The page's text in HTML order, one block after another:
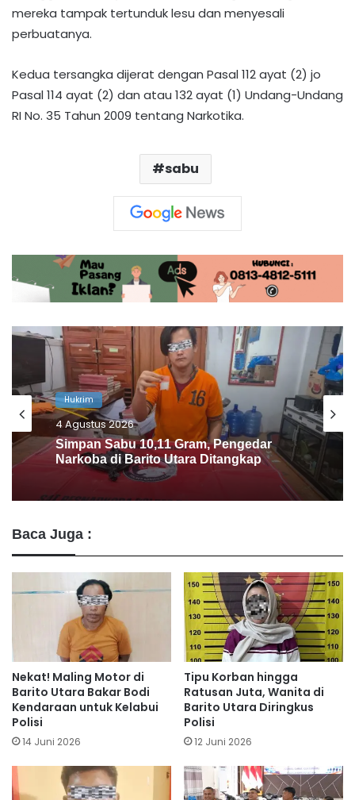
mereka tampak tertunduk lesu dan menyesali
perbuatanya.
Kedua tersangka dijerat dengan Pasal 112 ayat (2) jo
Pasal 114 ayat (2) dan atau 132 ayat (1) Undang-Undang
RI No. 35 Tahun 2009 tentang Narkotika.
sabu
Hukrim
4 Agustus 2026
Satresnarkoba Polres Barito Utara
Gagalkan Penjualan Sabu di Lanjas
Baca Juga :
Nekat! Maling Motor di
Barito Utara Bakar Bodi
Kendaraan untuk Kelabui
Polisi
14 Juni 2026
Tipu Korban hingga
Ratusan Juta, Wanita di
Barito Utara Diringkus
Polisi
12 Juni 2026